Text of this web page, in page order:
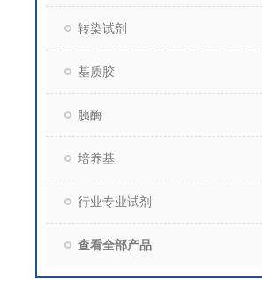
转染试剂
基质胶
胰酶
培养基
行业专业试剂
查看全部产品